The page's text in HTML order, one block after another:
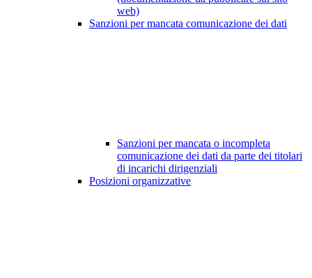
web)
Sanzioni per mancata comunicazione dei dati
Sanzioni per mancata o incompleta
comunicazione dei dati da parte dei titolari
di incarichi dirigenziali
Posizioni organizzative